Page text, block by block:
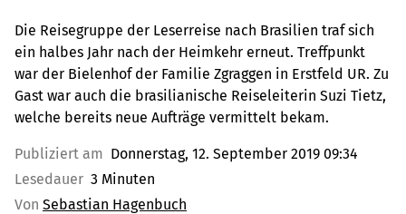
Die Reisegruppe der Leserreise nach Brasilien traf sich
ein halbes Jahr nach der Heimkehr erneut. Treffpunkt
war der Bielenhof der Familie Zgraggen in Erstfeld UR. Zu
Gast war auch die brasilianische Reiseleiterin Suzi Tietz,
welche bereits neue Aufträge vermittelt bekam.
Publiziert am Donnerstag, 12. September 2019 09:34
Lesedauer 3 Minuten
Von Sebastian Hagenbuch